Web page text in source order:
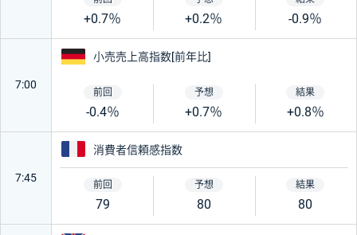
+0.7％ +0.2％ -0.9％
7:00
ドイツ
小売売上高指数[前年比]
-0.4％ +0.7％ +0.8％
7:45
フランス
消費者信頼感指数
79 80 80